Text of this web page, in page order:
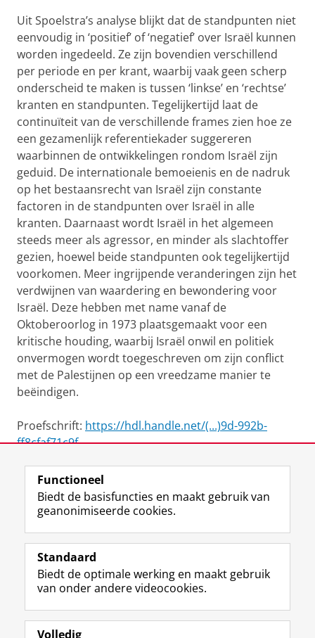
Uit Spoelstra’s analyse blijkt dat de standpunten niet
eenvoudig in ‘positief’ of ‘negatief’ over Israël kunnen
worden ingedeeld. Ze zijn bovendien verschillend
per periode en per krant, waarbij vaak geen scherp
onderscheid te maken is tussen ‘linkse’ en ‘rechtse’
kranten en standpunten. Tegelijkertijd laat de
continuïteit van de verschillende frames zien hoe ze
een gezamenlijk referentiekader suggereren
waarbinnen de ontwikkelingen rondom Israël zijn
geduid. De internationale bemoeienis en de nadruk
op het bestaansrecht van Israël zijn constante
factoren in de standpunten over Israël in alle
kranten. Daarnaast wordt Israël in het algemeen
steeds meer als agressor, en minder als slachtoffer
gezien, hoewel beide standpunten ook tegelijkertijd
voorkomen. Meer ingrijpende veranderingen zijn het
verdwijnen van waardering en bewondering voor
Israël. Deze hebben met name vanaf de
Oktoberoorlog in 1973 plaatsgemaakt voor een
kritische houding, waarbij Israël onwil en politiek
onvermogen wordt toegeschreven om zijn conflict
met de Palestijnen op een vreedzame manier te
beëindigen.
Proefschrift: https://hdl.handle.net/(...)9d-992b-
ff8cfaf71c9f
View this page in:English
Volg de RUG
F
a
e
b
o
L
i
k
e
I
R
S
-
f
e
I
n
t
r
Y
o
T
e
Studiekiezers
Alumni
Functioneel
Biedt de basisfuncties en maakt gebruik van
geanonimiseerde cookies.
Standaard
Biedt de optimale werking en maakt gebruik
van onder andere videocookies.
Volledig